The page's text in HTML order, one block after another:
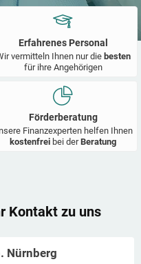
Erfahrenes Personal
vermitteln Ihnen nur die besten
für ihre Angehörigen
Förderberatung
Finanzexperten helfen Ihnen
kostenfrei bei derBeratung
Kontakt zu uns
Nürnberg